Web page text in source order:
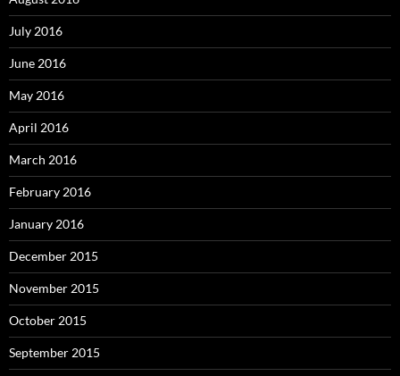
July 2016
June 2016
May 2016
April 2016
March 2016
February 2016
January 2016
December 2015
November 2015
October 2015
September 2015